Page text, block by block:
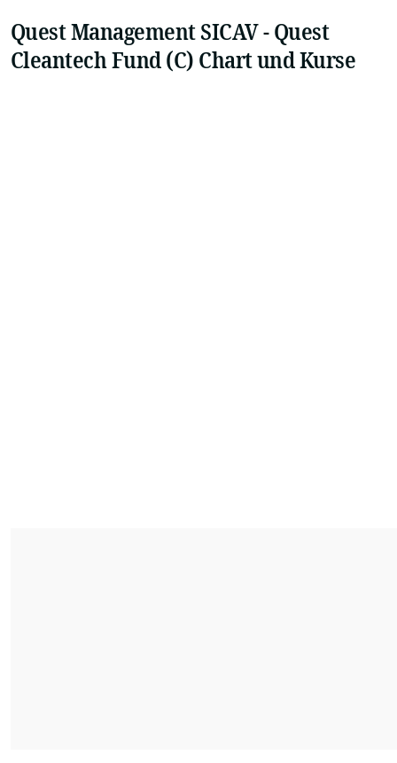
Quest Management SICAV - Quest
Cleantech Fund (C) Chart und Kurse